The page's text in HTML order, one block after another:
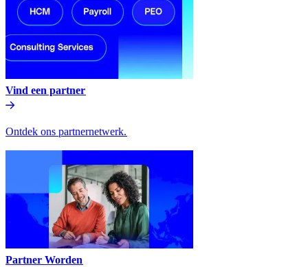
Vind een partner​​
Ontdek ons partnernetwerk.​​
Partner Worden​​